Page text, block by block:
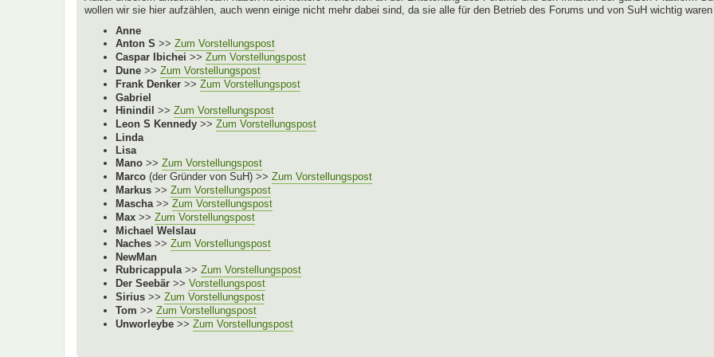
wollen wir sie hier aufzählen, auch wenn einige nicht mehr dabei sind, da sie alle für den Betrieb des Forums und von SuH wichtig waren
Anne
Anton S >> Zum Vorstellungspost
Caspar Ibichei >> Zum Vorstellungspost
Dune >> Zum Vorstellungspost
Frank Denker >> Zum Vorstellungspost
Gabriel
Hinindil >> Zum Vorstellungspost
Leon S Kennedy >> Zum Vorstellungspost
Linda
Lisa
Mano >> Zum Vorstellungspost
Marco (der Gründer von SuH) >> Zum Vorstellungspost
Markus >> Zum Vorstellungspost
Mascha>> Zum Vorstellungspost
Max >> Zum Vorstellungspost
Michael Welslau
Naches >> Zum Vorstellungspost
NewMan
Rubricappula>> Zum Vorstellungspost
Der Seebär >> Vorstellungspost
Sirius >> Zum Vorstellungspost
Tom >> Zum Vorstellungspost
Unworleybe >> Zum Vorstellungspost